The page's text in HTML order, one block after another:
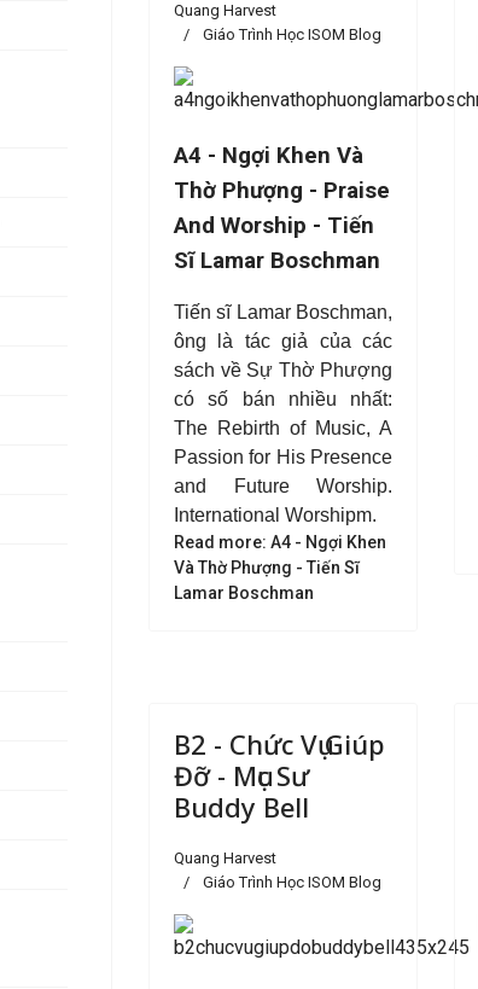
Quang Harvest
Giáo Trình Học ISOM Blog
A4 - Ngợi Khen Và
Thờ Phượng - Praise
And Worship - Tiến
Sĩ Lamar Boschman
Tiến sĩ Lamar Boschman,
ông là tác giả của các
sách về Sự Thờ Phượng
có số bán nhiều nhất:
The Rebirth of Music, A
Passion for His Presence
and Future Worship.
International Worshipm.
Read more: A4 - Ngợi Khen
Và Thờ Phượng - Tiến Sĩ
Lamar Boschman
B2 - Chức Vụ Giúp
Đỡ - Mục Sư
Buddy Bell
Quang Harvest
Giáo Trình Học ISOM Blog